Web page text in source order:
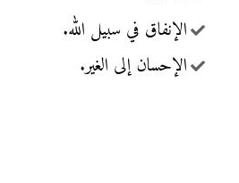
الإنفاق في سبيل الله.
الإحسان إلى الغير.